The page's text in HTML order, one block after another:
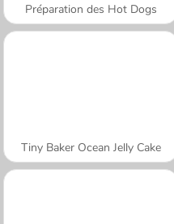
Préparation des Hot Dogs
Tiny Baker Ocean Jelly Cake